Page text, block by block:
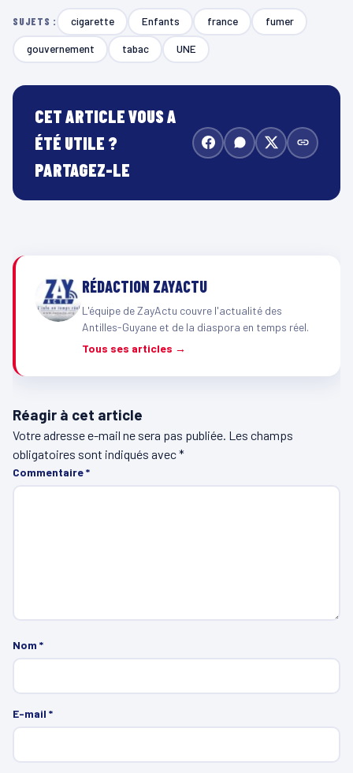
SUJETS : cigarette Enfants france fumer
gouvernement tabac UNE
CET ARTICLE VOUS A
ÉTÉ UTILE ?
PARTAGEZ-LE
RÉDACTION ZAYACTU
L'équipe de ZayActu couvre l'actualité des
Antilles-Guyane et de la diaspora en temps réel.
Tous ses articles →
Réagir à cet article
Votre adresse e-mail ne sera pas publiée. Les champs
obligatoires sont indiqués avec*
Commentaire*
Nom *
E-mail *